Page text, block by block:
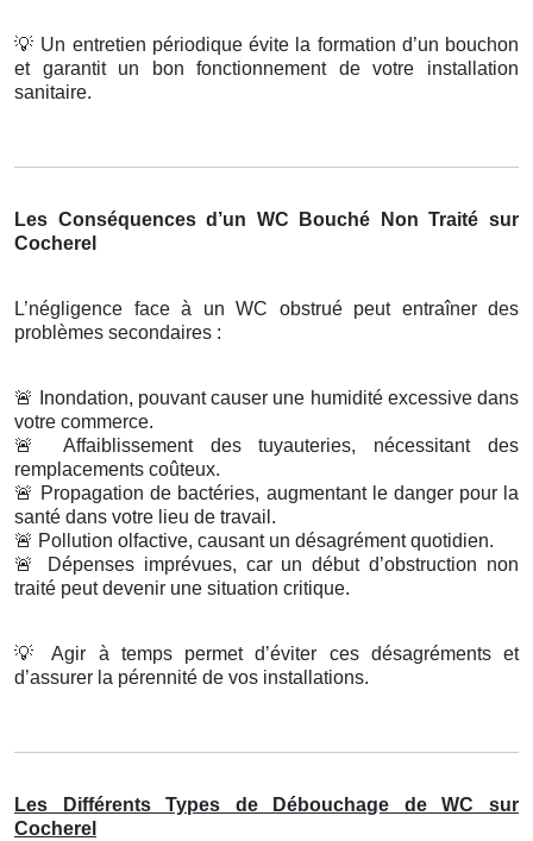
💡 Un entretien périodique évite la formation d’un bouchon
et garantit un bon fonctionnement de votre installation
sanitaire.
Les Conséquences d’un WC Bouché Non Traité sur
Cocherel
L’négligence face à un WC obstrué peut entraîner des
problèmes secondaires :
🚨
Inondation, pouvant causer une humidité excessive dans
votre commerce.
🚨
Affaiblissement des tuyauteries, nécessitant des
remplacements coûteux.
🚨 Propagation de bactéries, augmentant le danger pour la
santé dans votre lieu de travail.
🚨 Pollution olfactive, causant un désagrément quotidien.
🚨
Dépenses imprévues, car un début d’obstruction non
traité peut devenir une situation critique.
💡
Agir à temps permet d’éviter ces désagréments et
d’assurer la pérennité de vos installations.
Les Différents Types de Débouchage de WC sur
Cocherel